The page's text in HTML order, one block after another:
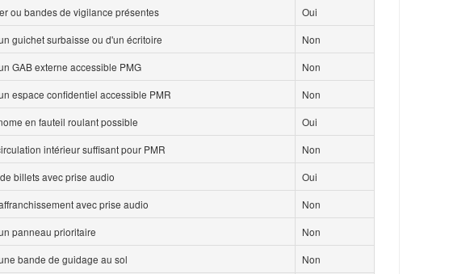
ou bandes de vigilance présentes
Oui
guichet surbaisse ou d'un écritoire
Non
GAB externe accessible PMG
Non
espace confidentiel accessible PMR
Non
en fauteil roulant possible
Oui
intérieur suffisant pour PMR
Non
billets avec prise audio
Oui
avec prise audio
Non
panneau prioritaire
Non
bande de guidage au sol
Non